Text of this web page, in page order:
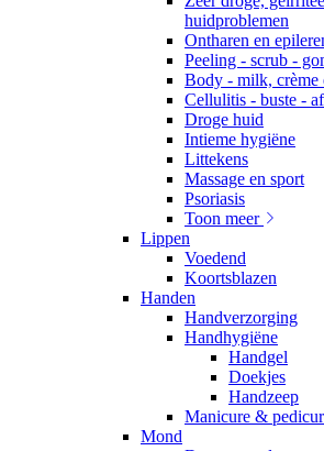
huidproblemen
Ontharen en
Peeling - scrub -
Body - milk, crème
Cellulitis - buste -
Droge huid
Intieme hygiëne
Littekens
Massage en sport
Psoriasis
Toon meer
Lippen
Voedend
Koortsblazen
Handen
Handverzorging
Handhygiëne
Handgel
Doekjes
Handzeep
Manicure &
Mond